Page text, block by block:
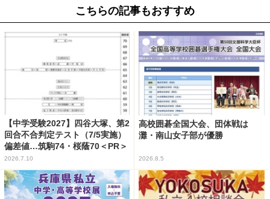
こちらの記事もおすすめ
【中学受験2027】四谷大塚、第2
回合不合判定テスト（7/5実施）
偏差値…筑駒74・桜蔭70＜PR＞
2026.7.10
高校囲碁全国大会、団体戦は
灘・南山女子部が優勝
2026.8.5